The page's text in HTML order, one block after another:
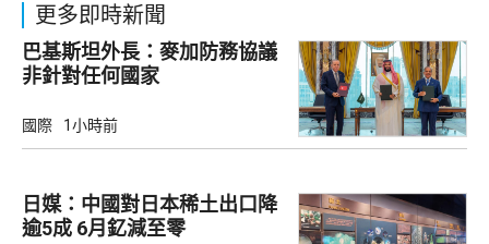
更多即時新聞
巴基斯坦外長：麥加防務協議
非針對任何國家
國際 1小時前
日媒：中國對日本稀土出口降
逾5成 6月釔減至零